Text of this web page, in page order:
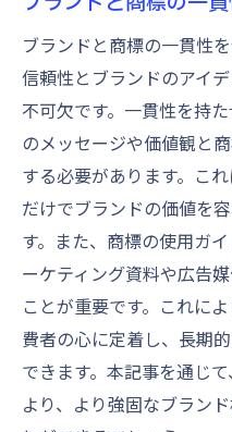
ブランドと商標の一貫性
信頼性とブランドのアイ
不可欠です。一貫性を持
のメッセージや価値観と
する必要があります。こ
だけでブランドの価値を
す。また、商標の使用ガ
ーケティング資料や広告
ことが重要です。これに
費者の心に定着し、長期
できます。本記事を通じ
より、より強固なブラン